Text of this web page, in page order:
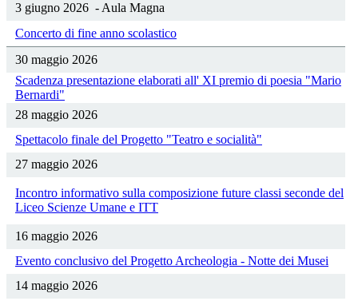
3 giugno 2026 - Aula Magna
Concerto di fine anno scolastico
30 maggio 2026
Scadenza presentazione elaborati all' XI premio di poesia "Mario
Bernardi"
28 maggio 2026
Spettacolo finale del Progetto "Teatro e socialità"
27 maggio 2026
Incontro informativo sulla composizione future classi seconde del
Liceo Scienze Umane e ITT
16 maggio 2026
Evento conclusivo del Progetto Archeologia - Notte dei Musei
14 maggio 2026